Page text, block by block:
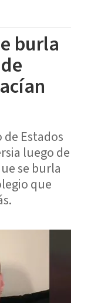
burla
Estados
luego de
se burla
que